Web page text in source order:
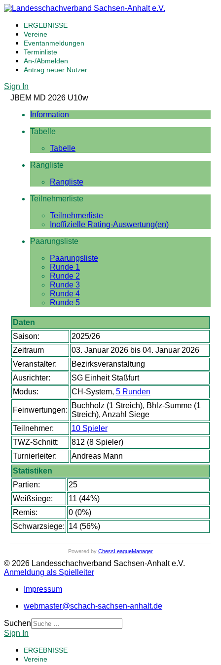
ERGEBNISSE
Vereine
Eventanmeldungen
Terminliste
An-/Abmelden
Antrag neuer Nutzer
Sign In
JBEM MD 2026 U10w
Information
Tabelle
Tabelle
Rangliste
Rangliste
Teilnehmerliste
Teilnehmerliste
Inoffizielle Rating-Auswertung(en)
Paarungsliste
Paarungsliste
Runde 1
Runde 2
Runde 3
Runde 4
Runde 5
Daten
Saison:
2025/26
Zeitraum
03. Januar 2026 bis 04. Januar 2026
Veranstalter:
Bezirksveranstaltung
Ausrichter:
SG Einheit Staßfurt
Modus:
CH-System, 5 Runden
Feinwertungen:
Buchholz (1 Streich), Bhlz-Summe (1
Streich), Anzahl Siege
Teilnehmer:
10 Spieler
TWZ-Schnitt:
812 (8 Spieler)
Turnierleiter:
Andreas Mann
Statistiken
Partien:
25
Weißsiege:
11 (44%)
Remis:
0 (0%)
Schwarzsiege: 14 (56%)
Powered by ChessLeagueManager
© 2026 Landesschachverband Sachsen-Anhalt e.V.
Anmeldung als Spielleiter
Impressum
webmaster@schach-sachsen-anhalt.de
Suchen
Sign In
ERGEBNISSE
Vereine